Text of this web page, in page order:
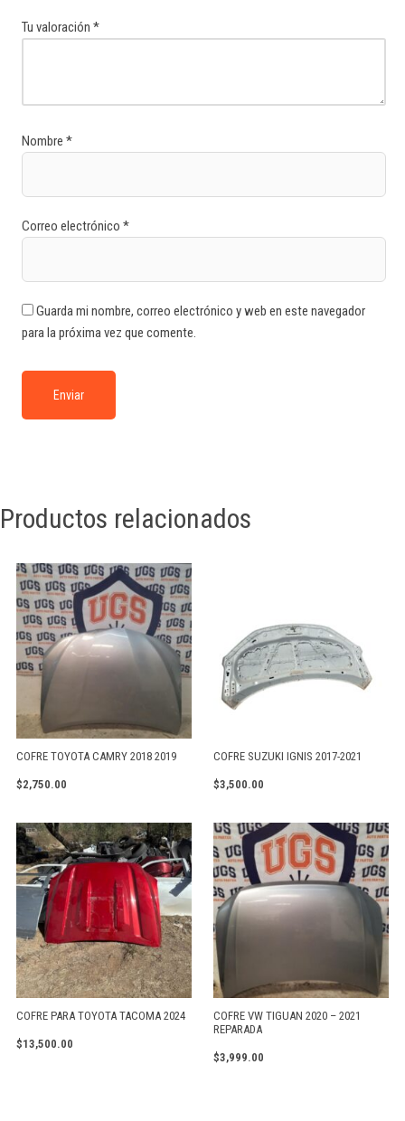
Tu valoración *
Nombre *
Correo electrónico *
Guarda mi nombre, correo electrónico y web en este navegador
para la próxima vez que comente.
Productos relacionados
COFRE TOYOTA CAMRY 2018 2019
$2,750.00
COFRE SUZUKI IGNIS 2017-2021
$3,500.00
COFRE PARA TOYOTA TACOMA 2024
$13,500.00
COFRE VW TIGUAN 2020 – 2021
REPARADA
$3,999.00